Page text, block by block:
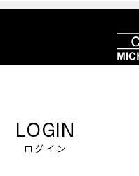
ログイン
LOGIN